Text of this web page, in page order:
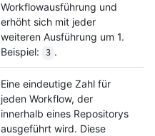
Workflowausführung und
erhöht sich mit jeder
weiteren Ausführung um 1.
Beispiel:
3 .
Eine eindeutige Zahl für
jeden Workflow, der
innerhalb eines Repositorys
ausgeführt wird. Diese